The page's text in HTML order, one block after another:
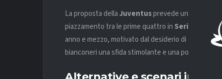
La proposta dellaJuventusprevede un contratto
piazzamento tra le prime quattro in Serie A
anno e mezzo, motivato dal desiderio di tornare
bianconeri una sfida stimolante e una possibilità